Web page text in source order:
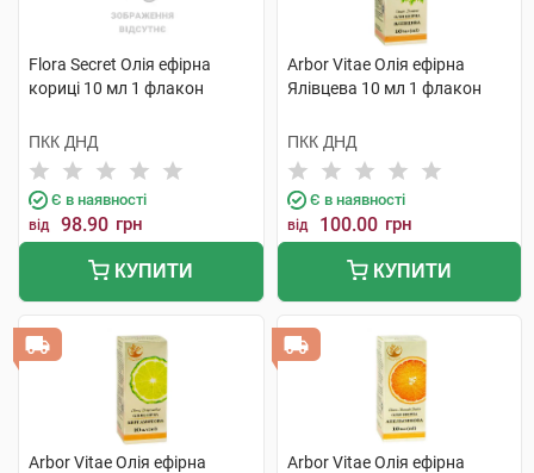
Flora Secret Олія ефірна
кориці 10 мл 1 флакон
ПКК ДНД
Є в наявності
від 98.90 грн
КУПИТИ
Arbor Vitae Олія ефірна
Ялівцева 10 мл 1 флакон
ПКК ДНД
Є в наявності
від 100.00 грн
КУПИТИ
Arbor Vitae Олія ефірна
Arbor Vitae Олія ефірна